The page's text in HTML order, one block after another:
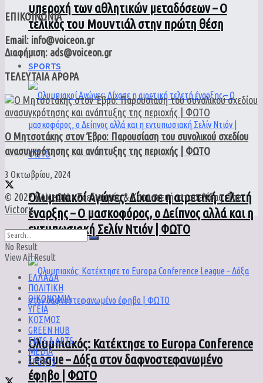
υπεροχή των αθλητικών μεταδόσεων – Ο
τελικός του Μουντιάλ στην πρώτη θέση
SPORTS
Ολυμπιακοί Αγώνες: Δίχασε η αιρετική τελετή
έναρξης – Ο μασκοφόρος, ο Δείπνος αλλά και η
εντυπωσιακή Σελίν Ντιόν | ΦΩΤΟ
Ολυμπιακός: Κατέκτησε το Europa Conference
League – Δόξα στον δαφνοστεφανωμένο
έφηβο | ΦΩΤΟ
ΕΠΙΚΟΙΝΩΝΙΑ
Email: info@voiceon.gr
Διαφήμιση: ads@voiceon.gr
ΤΕΛΕΥΤΑΙΑ ΑΡΘΡΑ
Ο Μητσοτάκης στον Έβρο: Παρουσίαση του συνολικού σχεδίου
ανασυγκρότησης και ανάπτυξης της περιοχής | ΦΩΤΟ
3 Οκτωβρίου, 2024
© 2022VoiceON- Σχεδιασμός & Κατασκευή ιστοσελίδας:The
Victory.
No Result
View All Result
ΕΛΛΑΔΑ
ΠΟΛΙΤΙΚΗ
ΟΙΚΟΝΟΜΙΑ
ΥΓΕΙΑ
ΚΟΣΜΟΣ
GREEN HUB
ENTS & ARTS
MEDIA
SPORTS